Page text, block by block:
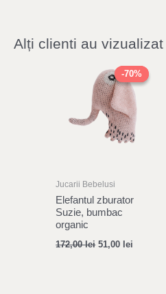
Alți clienti au vizualizat
-70%
-70%
Jucarii Bebelusi
Elefantul zburator
Suzie, bumbac
organic
172,00lei
price
was:
172,00 lei.
51,00 lei
price
is:
51,00 lei.